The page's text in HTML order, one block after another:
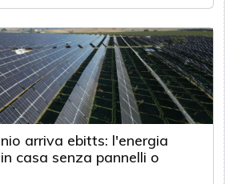
arriva ebitts: l'energia
casa senza pannelli o